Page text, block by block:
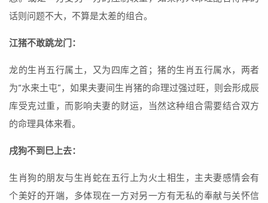
话则问题不大，不算是太差的组合。
江猪不敢跳龙门：
龙的生肖五行属土，又为四库之首；猪的生肖五行属水，两者
为“水来土屯”，如果夫妻间生肖猪的命理过强过旺，则会形成辰
库受克过重，而影响夫妻的财运，当然这种组合需要结合双方
的命理具体来看。
戌狗不到巳上去：
生肖狗的朋友与生肖蛇在五行上为火土相生，主夫妻感情会有
个美好的开端，多体现在一方对另一方有无私的奉献与关怀信